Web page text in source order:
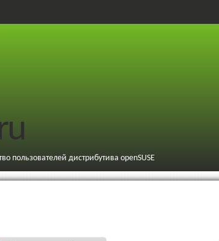
пользователей дистрибутива openSUSE